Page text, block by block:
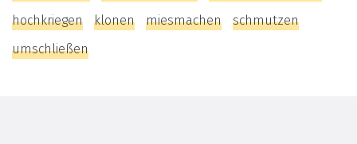
hochkriegen
klonen miesmachen
schmutzen
umschließen